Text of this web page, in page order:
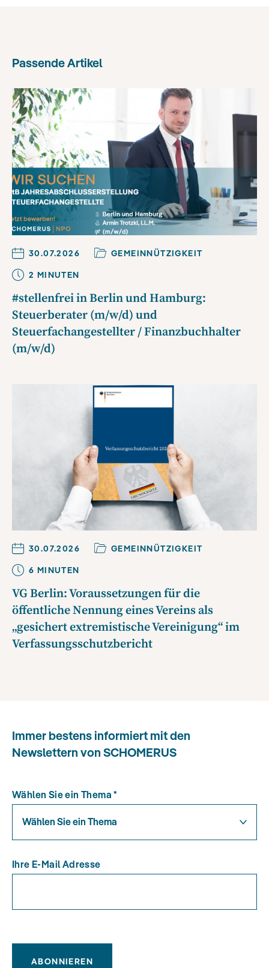
Passende Artikel
30.07.2026
GEMEINNÜTZIGKEIT
2 MINUTEN
#stellenfrei in Berlin und Hamburg:
Steuerberater (m/w/d) und
Steuerfachangestellter / Finanzbuchhalter
(m/w/d)
30.07.2026
GEMEINNÜTZIGKEIT
6 MINUTEN
VG Berlin: Voraussetzungen für die
öffentliche Nennung eines Vereins als
„gesichert extremistische Vereinigung“ im
Verfassungsschutzbericht
Immer bestens informiert mit den
Newslettern von SCHOMERUS
Wählen Sie ein Thema *
Wählen Sie ein Thema
Ihre E-Mail Adresse
ABONNIEREN